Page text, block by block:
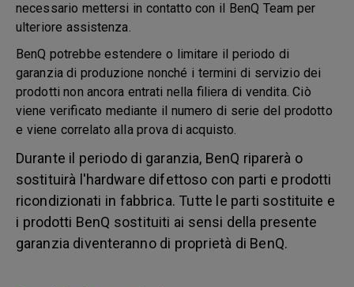
necessario mettersi in contatto con il BenQ Team per
ulteriore assistenza.
BenQ potrebbe estendere o limitare il periodo di
garanzia di produzione nonché i termini di servizio dei
prodotti non ancora entrati nella filiera di vendita. Ciò
viene verificato mediante il numero di serie del prodotto
e viene correlato alla prova di acquisto.
Durante il periodo di garanzia, BenQ riparerà o
sostituirà l'hardware difettoso con parti e prodotti
ricondizionati in fabbrica. Tutte le parti sostituite e
i prodotti BenQ sostituiti ai sensi della presente
garanzia diventeranno di proprietà di BenQ.